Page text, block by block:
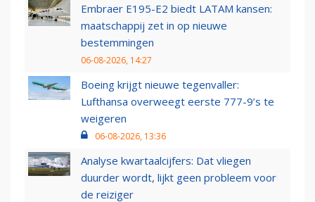
Embraer E195-E2 biedt LATAM kansen:
maatschappij zet in op nieuwe
bestemmingen
06-08-2026, 14:27
Boeing krijgt nieuwe tegenvaller:
Lufthansa overweegt eerste 777-9’s te
weigeren
06-08-2026, 13:36
Analyse kwartaalcijfers: Dat vliegen
duurder wordt, lijkt geen probleem voor
de reiziger